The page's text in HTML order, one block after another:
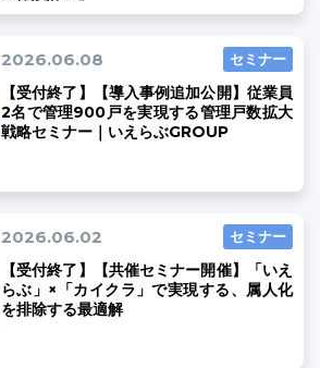
2026.06.08 セミナー
【受付終了】【導入事例追加公開】従業員
2名で管理900戸を実現する管理戸数拡大
戦略セミナー｜いえらぶGROUP
2026.06.02 セミナー
【受付終了】【共催セミナー開催】「いえ
らぶ」×「カイクラ」で実現する、属人化
を排除する最適解